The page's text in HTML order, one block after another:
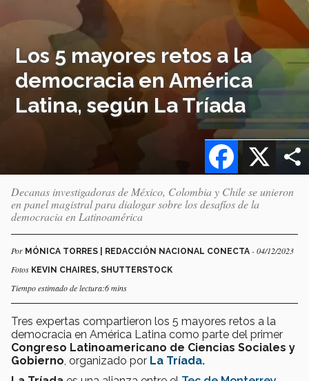
Los 5 mayores retos a la
democracia en América
Latina, según La Tríada
X
Facebook
Decanas investigadoras de México, Colombia y Chile se unieron
en panel magistral para dialogar sobre los desafíos de la
democracia en Latinoamérica
Por MÓNICA TORRES | REDACCIÓN NACIONAL CONECTA - 04/12/2023
Fotos KEVIN CHAIRES, SHUTTERSTOCK
Tiempo estimado de lectura:6 mins
Tres expertas compartieron los 5 mayores retos a la
democracia en América Latina como parte del primer
Congreso Latinoamericano de Ciencias Sociales y
Gobierno , organizado por La Tríada.